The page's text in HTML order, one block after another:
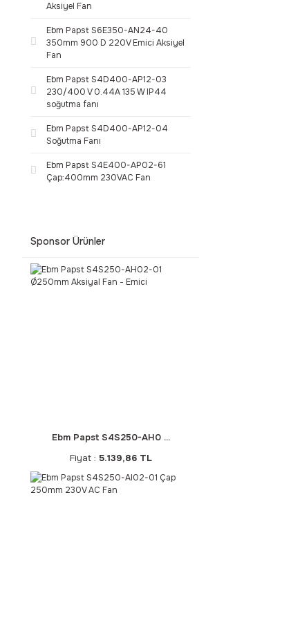
Aksiyel Fan
Ebm Papst S6E350-AN24-40
350mm 900 D 220V Emici Aksiyel
Fan
Ebm Papst S4D400-AP12-03
230/400 V 0.44A 135 W IP44
soğutma fanı
Ebm Papst S4D400-AP12-04
Soğutma Fanı
Ebm Papst S4E400-AP02-61
Çap:400mm 230VAC Fan
Sponsor Ürünler
Ebm Papst S4S250-AH0 ...
Fiyat : 5.139,86 TL